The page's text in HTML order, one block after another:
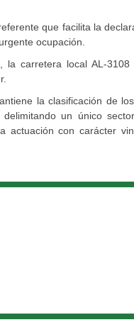
que facilita la
ocupación.
carretera local AL-
la clasificación de
un único
actuación con carácter